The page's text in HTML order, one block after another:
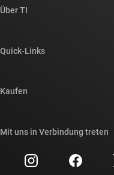
Über TI
Newsroom
Investorenbeziehungen
Quick-Links
Querverweis-Suche
Kundensupportzentrum
Kaufen
Mit uns in Verbindung treten